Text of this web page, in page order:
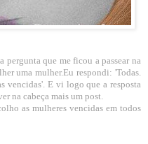
pergunta que me ficou a passear na
uma mulher.Eu respondi: 'Todas.
vencidas'. E vi logo que a resposta
na cabeça mais um post.
as mulheres vencidas em todos